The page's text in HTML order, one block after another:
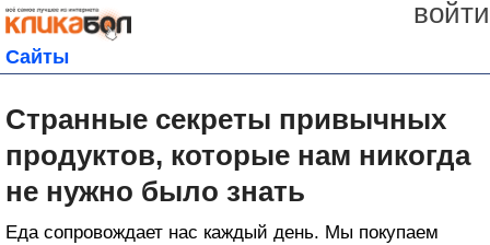
войти
Сайты
Странные секреты привычных
продуктов, которые нам никогда
не нужно было знать
Еда сопровождает нас каждый день. Мы покупаем